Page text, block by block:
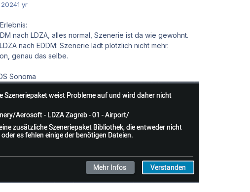
20241 yr
nach LDZA, alles normal, Szenerie ist da wie gewohnt.
nach EDDM: Szenerie lädt plötzlich nicht mehr.
genau das selbe.
Sonoma